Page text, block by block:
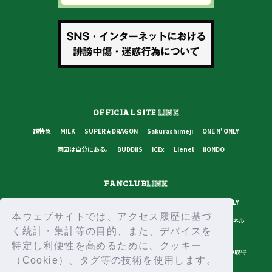
本ウェブサイトでは、アクセス履歴に基づ
く統計・集計等の目的、また、デバイスを
特定し利便性を高めるために、クッキー
（Cookie）、タグ等の技術を使用します。
OFFICIAL SITELINK
超特急 M!LK SUPER★DRAGON Sakurashimeji
ONE N' ONLY
原因は自分にある。
BUDDiiS ICEx Lienel iiONDO
FANCLUBLINK
ONE N' ONLY
原因は自分にある。
BUDDiiS ICEx Lienel スターダストチャンネル
プライバシーポリシー ご利用規約 推奨環境 ヘルプ・お問い合わせ
ID取得